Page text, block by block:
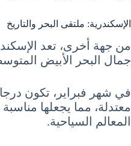
الإسكندرية: ملتقى البحر والتاريخ
من جهة أخرى، تعد
جمال البحر الأبيض
في شهر فبراير، تكون
معتدلة، مما يجعلها
المعالم السياحية.